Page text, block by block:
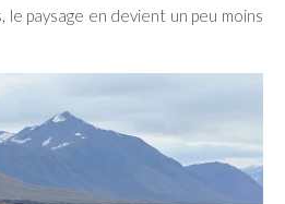
paysage en devient un peu moins